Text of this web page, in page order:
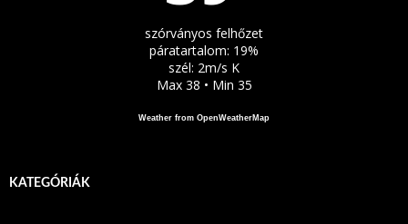
szórványos felhőzet
páratartalom: 19%
szél: 2m/s K
Max 38 • Min 35
Weather from OpenWeatherMap
KATEGÓRIÁK